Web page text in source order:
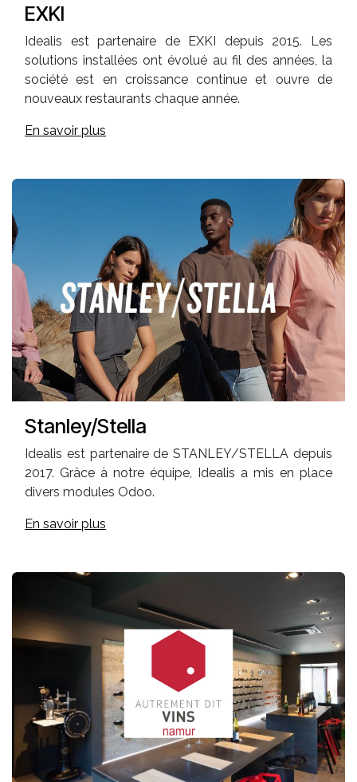
EXKI
Idealis est partenaire de EXKI depuis 2015. Les
solutions installées ont évolué au fil des années, la
société est en croissance continue et ouvre de
nouveaux restaurants chaque année.
En savoir plus
Stanley/Stella
Idealis est partenaire de STANLEY/STELLA depuis
2017. Grâce à notre équipe, Idealis a mis en place
divers modules Odoo.
En savoir plus